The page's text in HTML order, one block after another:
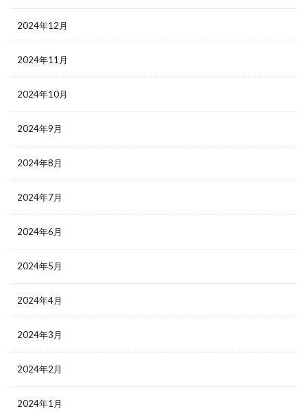
2024年12月
2024年11月
2024年10月
2024年9月
2024年8月
2024年7月
2024年6月
2024年5月
2024年4月
2024年3月
2024年2月
2024年1月